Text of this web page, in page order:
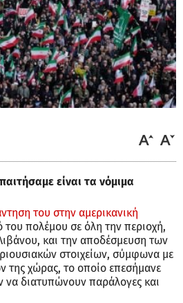
είναι τα νόμιμα
του στην αμερικανική
του πολέμου σε όλη την περιοχή,
και την αποδέσμευση των
στοιχείων, σύμφωνα με
της χώρας, το οποίο επεσήμανε
να διατυπώνουν παράλογες και